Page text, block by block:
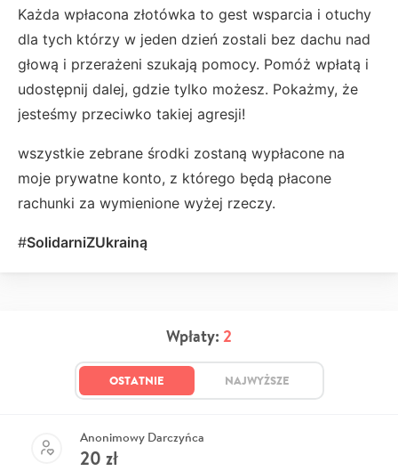
Każda wpłacona złotówka to gest wsparcia i otuchy
dla tych którzy w jeden dzień zostali bez dachu nad
głową i przerażeni szukają pomocy. Pomóż wpłatą i
udostępnij dalej, gdzie tylko możesz. Pokażmy, że
jesteśmy przeciwko takiej agresji!
wszystkie zebrane środki zostaną wypłacone na
moje prywatne konto, z którego będą płacone
rachunki za wymienione wyżej rzeczy.
#SolidarniZUkrainą
Wpłaty: 2
OSTATNIE NAJWYŻSZE
Anonimowy Darczyńca
20 zł